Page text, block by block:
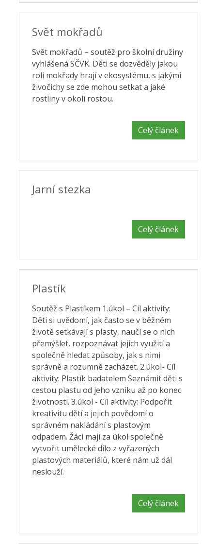
Svět mokřadů
Svět mokřadů – soutěž pro školní družiny
vyhlášená SČVK. Děti se dozvěděly jakou
roli mokřady hrají v ekosystému, s jakými
živočichy se zde mohou setkat a jaké
rostliny v okolí rostou.
Celý článek
Jarní stezka
Celý článek
Plastík
Soutěž s Plastíkem 1.úkol – Cíl aktivity:
Děti si uvědomí, jak často se v běžném
životě setkávají s plasty, naučí se o nich
přemýšlet, rozpoznávat jejich využití a
společně hledat způsoby, jak s nimi
správně a rozumně zacházet. 2.úkol- Cíl
aktivity: Plastík badatelem Seznámit děti s
cestou plastu od jeho vzniku až po konec
životnosti. 3.úkol - Cíl aktivity: Podpořit
kreativitu dětí a jejich povědomí o
správném nakládání s plastovým
odpadem. Žáci mají za úkol společně
vytvořit umělecké dílo z vyřazených
plastových materiálů, které nám už dál
neslouží.
Celý článek